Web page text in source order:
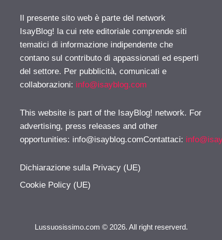
Il presente sito web è parte del network
IsayBlog! la cui rete editoriale comprende siti
tematici di informazione indipendente che
contano sul contributo di appassionati ed esperti
del settore. Per pubblicità, comunicati e
collaborazioni: info@isayblog.com
This website is part of the IsayBlog! network. For
advertising, press releases and other
opportunities: info@isayblog.comContattaci:
Dichiarazione sulla Privacy (UE)
Cookie Policy (UE)
Lussuosissimo.com © 2026. All right reserverd.